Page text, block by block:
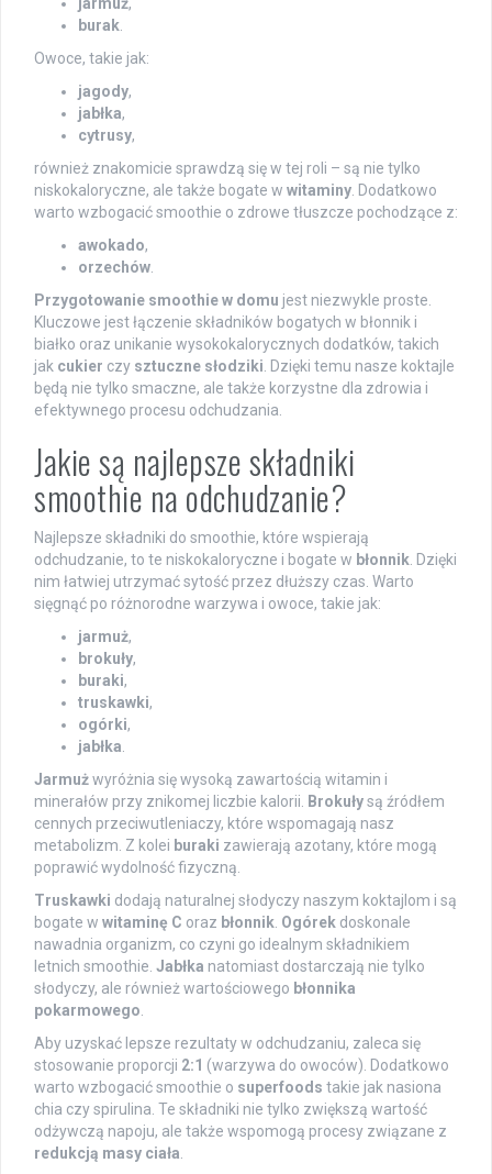
jarmuż,
burak.
Owoce, takie jak:
jagody,
jabłka,
cytrusy,
również znakomicie sprawdzą się w tej roli – są nie tylko
niskokaloryczne, ale także bogate w witaminy. Dodatkowo
warto wzbogacić smoothie o zdrowe tłuszcze pochodzące z:
awokado,
orzechów.
Przygotowanie smoothie w domu jest niezwykle proste.
Kluczowe jest łączenie składników bogatych w błonnik i
białko oraz unikanie wysokokalorycznych dodatków, takich
jak cukier czy sztuczne słodziki. Dzięki temu nasze koktajle
będą nie tylko smaczne, ale także korzystne dla zdrowia i
efektywnego procesu odchudzania.
Jakie są najlepsze składniki
smoothie na odchudzanie?
Najlepsze składniki do smoothie, które wspierają
odchudzanie, to te niskokaloryczne i bogate w błonnik. Dzięki
nim łatwiej utrzymać sytość przez dłuższy czas. Warto
sięgnąć po różnorodne warzywa i owoce, takie jak:
jarmuż,
brokuły,
buraki,
truskawki,
ogórki,
jabłka.
Jarmużwyróżnia się wysoką zawartością witamin i
minerałów przy znikomej liczbie kalorii. Brokułysą źródłem
cennych przeciwutleniaczy, które wspomagają nasz
metabolizm. Z kolei buraki zawierają azotany, które mogą
poprawić wydolność fizyczną.
Truskawki dodają naturalnej słodyczy naszym koktajlom i są
bogate w witaminę C oraz błonnik. Ogórek doskonale
nawadnia organizm, co czyni go idealnym składnikiem
letnich smoothie. Jabłka natomiast dostarczają nie tylko
słodyczy, ale również wartościowego błonnika
pokarmowego.
Aby uzyskać lepsze rezultaty w odchudzaniu, zaleca się
stosowanie proporcji 2:1 (warzywa do owoców). Dodatkowo
warto wzbogacić smoothie o superfoods takie jak nasiona
chia czy spirulina. Te składniki nie tylko zwiększą wartość
odżywczą napoju, ale także wspomogą procesy związane z
redukcją masy ciała.